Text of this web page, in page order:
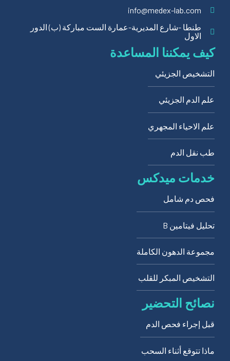
info@medex-lab.com
طنطا -شارع المديرية-عمارة الست مباركة (ب) الدور
الاول
كيف يمكننا المساعدة
التشخيص الجزيئي
علم الدم الجزيئي
علم الاحياء المجهري
طب نقل الدم
خدمات ميدكس
فحص دم شامل
تحليل فيتامين B
مجموعة الدهون الكاملة
التشخيص المبكر للقلب
نصائح التحضير
قبل إجراء فحص الدم
ماذا تتوقع أثناء السحب